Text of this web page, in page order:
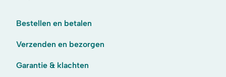
Bestellen en betalen
Verzenden en bezorgen
Garantie & klachten